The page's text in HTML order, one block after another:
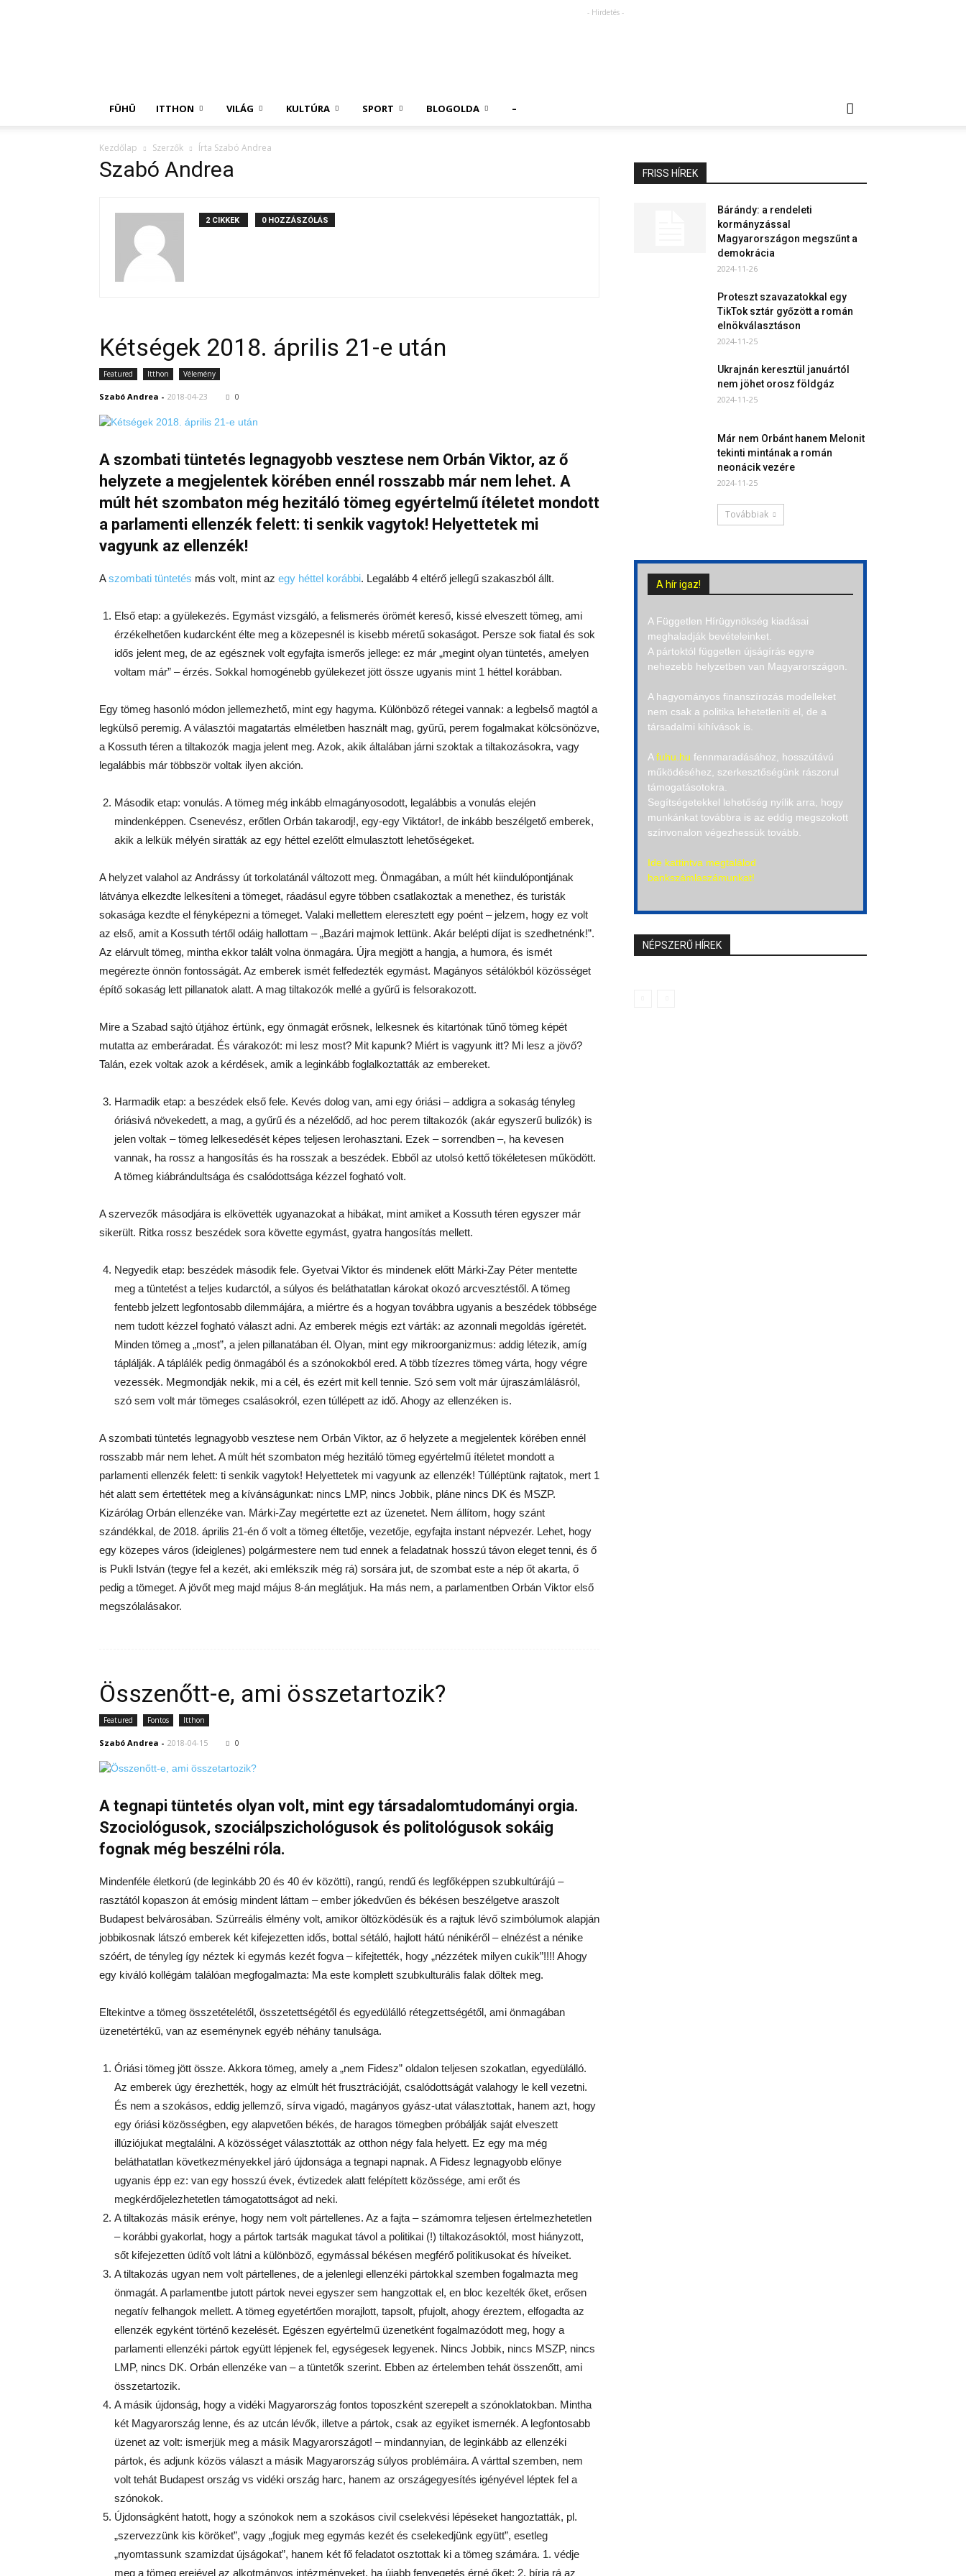
- Hirdetés -
FÜHÜ ITTHON VILÁG KULTÚRA SPORT BLOGOLDA –
Kezdőlap Szerzők Írta Szabó Andrea
Szabó Andrea
2 CIKKEK 0 HOZZÁSZÓLÁS
Kétségek 2018. április 21-e után
Featured Itthon Vélemény
Szabó Andrea - 2018-04-23 0
A szombati tüntetés legnagyobb vesztese nem Orbán Viktor, az ő
helyzete a megjelentek körében ennél rosszabb már nem lehet. A
múlt hét szombaton még hezitáló tömeg egyértelmű ítéletet mondott
a parlamenti ellenzék felett: ti senkik vagytok! Helyettetek mi
vagyunk az ellenzék!
Aszombati tüntetés más volt, mint az egy héttel korábbi. Legalább 4 eltérő jellegű szakaszból állt.
Első etap: a gyülekezés. Egymást vizsgáló, a felismerés örömét kereső, kissé elveszett tömeg, ami
érzékelhetően kudarcként élte meg a közepesnél is kisebb méretű sokaságot. Persze sok fiatal és sok
idős jelent meg, de az egésznek volt egyfajta ismerős jellege: ez már „megint olyan tüntetés, amelyen
voltam már” – érzés. Sokkal homogénebb gyülekezet jött össze ugyanis mint 1 héttel korábban.
Egy tömeg hasonló módon jellemezhető, mint egy hagyma. Különböző rétegei vannak: a legbelső magtól a
legkülső peremig. A választói magatartás elméletben használt mag, gyűrű, perem fogalmakat kölcsönözve,
a Kossuth téren a tiltakozók magja jelent meg. Azok, akik általában járni szoktak a tiltakozásokra, vagy
legalábbis már többször voltak ilyen akción.
Második etap: vonulás. A tömeg még inkább elmagányosodott, legalábbis a vonulás elején
mindenképpen. Csenevész, erőtlen Orbán takarodj!, egy-egy Viktátor!, de inkább beszélgető emberek,
akik a lelkük mélyén siratták az egy héttel ezelőtt elmulasztott lehetőségeket.
A helyzet valahol az Andrássy út torkolatánál változott meg. Önmagában, a múlt hét kiindulópontjának
látványa elkezdte lelkesíteni a tömeget, ráadásul egyre többen csatlakoztak a menethez, és turisták
sokasága kezdte el fényképezni a tömeget. Valaki mellettem eleresztett egy poént – jelzem, hogy ez volt
az első, amit a Kossuth tértől odáig hallottam – „Bazári majmok lettünk. Akár belépti díjat is szedhetnénk!”.
Az elárvult tömeg, mintha ekkor talált volna önmagára. Újra megjött a hangja, a humora, és ismét
megérezte önnön fontosságát. Az emberek ismét felfedezték egymást. Magányos sétálókból közösséget
építő sokaság lett pillanatok alatt. A mag tiltakozók mellé a gyűrű is felsorakozott.
Mire a Szabad sajtó útjához értünk, egy önmagát erősnek, lelkesnek és kitartónak tűnő tömeg képét
mutatta az emberáradat. És várakozót: mi lesz most? Mit kapunk? Miért is vagyunk itt? Mi lesz a jövő?
Talán, ezek voltak azok a kérdések, amik a leginkább foglalkoztatták az embereket.
Harmadik etap: a beszédek első fele. Kevés dolog van, ami egy óriási – addigra a sokaság tényleg
óriásivá növekedett, a mag, a gyűrű és a nézelődő, ad hoc perem tiltakozók (akár egyszerű bulizók) is
jelen voltak – tömeg lelkesedését képes teljesen lerohasztani. Ezek – sorrendben –, ha kevesen
vannak, ha rossz a hangosítás és ha rosszak a beszédek. Ebből az utolsó kettő tökéletesen működött.
A tömeg kiábrándultsága és csalódottsága kézzel fogható volt.
A szervezők másodjára is elkövették ugyanazokat a hibákat, mint amiket a Kossuth téren egyszer már
sikerült. Ritka rossz beszédek sora követte egymást, gyatra hangosítás mellett.
Negyedik etap: beszédek második fele. Gyetvai Viktor és mindenek előtt Márki-Zay Péter mentette
meg a tüntetést a teljes kudarctól, a súlyos és beláthatatlan károkat okozó arcvesztéstől. A tömeg
fentebb jelzett legfontosabb dilemmájára, a miértre és a hogyan továbbra ugyanis a beszédek többsége
nem tudott kézzel fogható választ adni. Az emberek mégis ezt várták: az azonnali megoldás ígéretét.
Minden tömeg a „most”, a jelen pillanatában él. Olyan, mint egy mikroorganizmus: addig létezik, amíg
táplálják. A táplálék pedig önmagából és a szónokokból ered. A több tízezres tömeg várta, hogy végre
vezessék. Megmondják nekik, mi a cél, és ezért mit kell tennie. Szó sem volt már újraszámlálásról,
szó sem volt már tömeges csalásokról, ezen túllépett az idő. Ahogy az ellenzéken is.
A szombati tüntetés legnagyobb vesztese nem Orbán Viktor, az ő helyzete a megjelentek körében ennél
rosszabb már nem lehet. A múlt hét szombaton még hezitáló tömeg egyértelmű ítéletet mondott a
parlamenti ellenzék felett: ti senkik vagytok! Helyettetek mi vagyunk az ellenzék! Túlléptünk rajtatok, mert 1
hét alatt sem értettétek meg a kívánságunkat: nincs LMP, nincs Jobbik, pláne nincs DK és MSZP.
Kizárólag Orbán ellenzéke van. Márki-Zay megértette ezt az üzenetet. Nem állítom, hogy szánt
szándékkal, de 2018. április 21-én ő volt a tömeg éltetője, vezetője, egyfajta instant népvezér. Lehet, hogy
egy közepes város (ideiglenes) polgármestere nem tud ennek a feladatnak hosszú távon eleget tenni, és ő
is Pukli István (tegye fel a kezét, aki emlékszik még rá) sorsára jut, de szombat este a nép őt akarta, ő
pedig a tömeget. A jövőt meg majd május 8-án meglátjuk. Ha más nem, a parlamentben Orbán Viktor első
megszólalásakor.
Összenőtt-e, ami összetartozik?
Featured Fontos Itthon
Szabó Andrea - 2018-04-15 0
A tegnapi tüntetés olyan volt, mint egy társadalomtudományi orgia.
Szociológusok, szociálpszichológusok és politológusok sokáig
fognak még beszélni róla.
Mindenféle életkorú (de leginkább 20 és 40 év közötti), rangú, rendű és legfőképpen szubkultúrájú –
rasztától kopaszon át emósig mindent láttam – ember jókedvűen és békésen beszélgetve araszolt
Budapest belvárosában. Szürreális élmény volt, amikor öltözködésük és a rajtuk lévő szimbólumok alapján
jobbikosnak látszó emberek két kifejezetten idős, bottal sétáló, hajlott hátú nénikéről – elnézést a nénike
szóért, de tényleg így néztek ki egymás kezét fogva – kifejtették, hogy „nézzétek milyen cukik”!!!! Ahogy
egy kiváló kollégám találóan megfogalmazta: Ma este komplett szubkulturális falak dőltek meg.
Eltekintve a tömeg összetételétől, összetettségétől és egyedülálló rétegzettségétől, ami önmagában
üzenetértékű, van az eseménynek egyéb néhány tanulsága.
Óriási tömeg jött össze. Akkora tömeg, amely a „nem Fidesz” oldalon teljesen szokatlan, egyedülálló.
Az emberek úgy érezhették, hogy az elmúlt hét frusztrációját, csalódottságát valahogy le kell vezetni.
És nem a szokásos, eddig jellemző, sírva vigadó, magányos gyász-utat választottak, hanem azt, hogy
egy óriási közösségben, egy alapvetően békés, de haragos tömegben próbálják saját elveszett
illúziójukat megtalálni. A közösséget választották az otthon négy fala helyett. Ez egy ma még
beláthatatlan következményekkel járó újdonsága a tegnapi napnak. A Fidesz legnagyobb előnye
ugyanis épp ez: van egy hosszú évek, évtizedek alatt felépített közössége, ami erőt és
megkérdőjelezhetetlen támogatottságot ad neki.
A tiltakozás másik erénye, hogy nem volt pártellenes. Az a fajta – számomra teljesen értelmezhetetlen
– korábbi gyakorlat, hogy a pártok tartsák magukat távol a politikai (!) tiltakozásoktól, most hiányzott,
sőt kifejezetten üdítő volt látni a különböző, egymással békésen megférő politikusokat és híveiket.
A tiltakozás ugyan nem volt pártellenes, de a jelenlegi ellenzéki pártokkal szemben fogalmazta meg
önmagát. A parlamentbe jutott pártok nevei egyszer sem hangzottak el, en bloc kezelték őket, erősen
negatív felhangok mellett. A tömeg egyetértően morajlott, tapsolt, pfujolt, ahogy éreztem, elfogadta az
ellenzék egyként történő kezelését. Egészen egyértelmű üzenetként fogalmazódott meg, hogy a
parlamenti ellenzéki pártok együtt lépjenek fel, egységesek legyenek. Nincs Jobbik, nincs MSZP, nincs
LMP, nincs DK. Orbán ellenzéke van – a tüntetők szerint. Ebben az értelemben tehát összenőtt, ami
összetartozik.
A másik újdonság, hogy a vidéki Magyarország fontos toposzként szerepelt a szónoklatokban. Mintha
két Magyarország lenne, és az utcán lévők, illetve a pártok, csak az egyiket ismernék. A legfontosabb
üzenet az volt: ismerjük meg a másik Magyarországot! – mindannyian, de leginkább az ellenzéki
pártok, és adjunk közös választ a másik Magyarország súlyos problémáira. A várttal szemben, nem
volt tehát Budapest ország vs vidéki ország harc, hanem az országegyesítés igényével léptek fel a
szónokok.
Újdonságként hatott, hogy a szónokok nem a szokásos civil cselekvési lépéseket hangoztatták, pl.
„szervezzünk kis köröket”, vagy „fogjuk meg egymás kezét és cselekedjünk együtt”, esetleg
„nyomtassunk szamizdat újságokat”, hanem két fő feladatot osztottak ki a tömeg számára. 1. védje
meg a tömeg erejével az alkotmányos intézményeket, ha újabb fenyegetés érné őket; 2. bírja rá az
FRISS HÍREK
Bárándy: a rendeleti
kormányzással
Magyarországon megszűnt a
demokrácia
2024-11-26
Proteszt szavazatokkal egy
TikTok sztár győzött a román
elnökválasztáson
2024-11-25
Ukrajnán keresztül januártól
nem jöhet orosz földgáz
2024-11-25
Már nem Orbánt hanem Melonit
tekinti mintának a román
neonácik vezére
2024-11-25
Továbbiak
A hír igaz!
A Független Hírügynökség kiadásai
meghaladják bevételeinket.
A pártoktól független újságírás egyre
nehezebb helyzetben van Magyarországon.
A hagyományos finanszírozás modelleket
nem csak a politika lehetetleníti el, de a
társadalmi kihívások is.
Afuhu.hu fennmaradásához, hosszútávú
működéséhez, szerkesztőségünk rászorul
támogatásotokra.
Segítségetekkel lehetőség nyílik arra, hogy
munkánkat továbbra is az eddig megszokott
színvonalon végezhessük tovább.
Ide kattintva megtalálod
bankszámlaszámunkat!
NÉPSZERŰ HÍREK